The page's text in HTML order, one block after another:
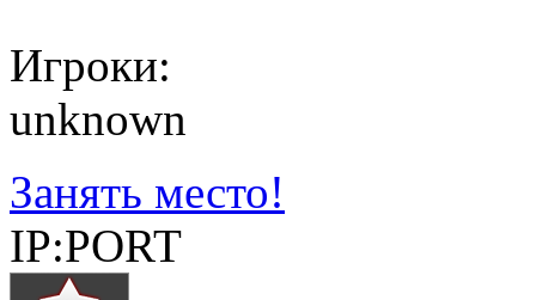
Игроки:
unknown
Занять место!
IP:PORT